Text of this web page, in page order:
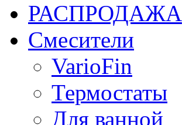
РАСПРОДАЖА
Смесители
VarioFin
Термостаты
Для ванной